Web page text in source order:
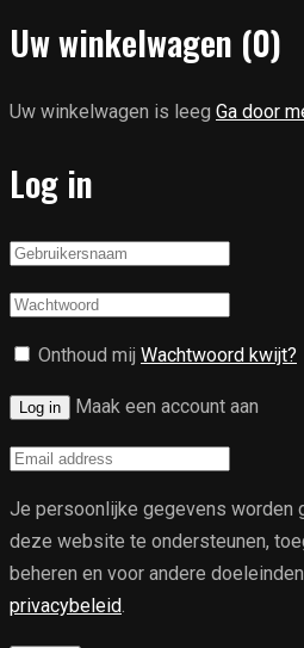
Uw winkelwagen (0)
Uw winkelwagen is leeg Ga door
Log in
Onthoud mij Wachtwoord kwijt?
Log in Maak een account aan
Je persoonlijke gegevens worden
deze website te ondersteunen,
beheren en voor andere
privacybeleid.